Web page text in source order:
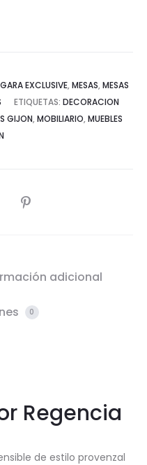
EXCLUSIVE, MESAS, MESAS
ETIQUETAS: DECORACION
GIJON, MOBILIARIO, MUEBLES
adicional
0
Regencia
de estilo provenzal